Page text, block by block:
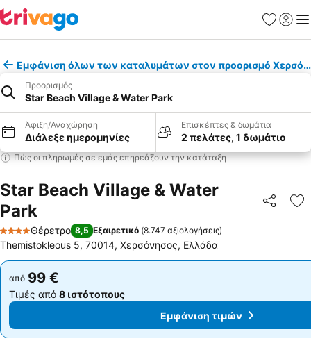
Εμφάνιση όλων των καταλυμάτων στον προορισμό
Προορισμός
Star Beach Village & Water Park
Άφιξη/Αναχώρηση
Διάλεξε ημερομηνίες
Επισκέπτες & δωμάτια
2 πελάτες, 1 δωμάτιο
Πώς οι πληρωμές σε εμάς επηρεάζουν την κατάταξη
Star Beach Village & Water
Park
4 Αστέρια
Θέρετρο 8,5 Εξαιρετικό (8.747 αξιολογήσεις)
Themistokleous 5, 70014, Χερσόνησος, Ελλάδα
από 99 €
Τιμές από 8 ιστότοπους
Εμφάνιση τιμών
από 99 €
Τιμές από 8 ιστότοπους
Εμφάνιση τιμών